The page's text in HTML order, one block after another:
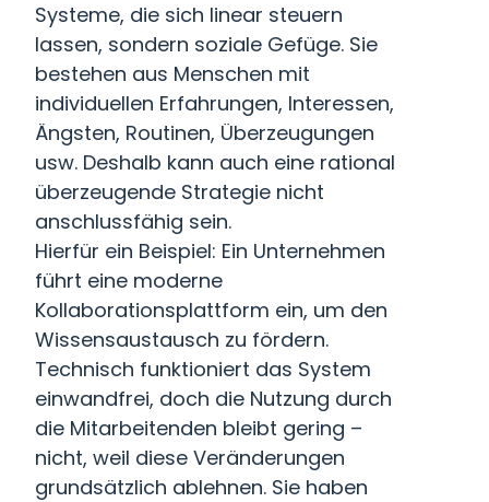
Systeme, die sich linear steuern
lassen, sondern soziale Gefüge. Sie
bestehen aus Menschen mit
individuellen Erfahrungen, Interessen,
Ängsten, Routinen, Überzeugungen
usw. Deshalb kann auch eine rational
überzeugende Strategie nicht
anschlussfähig sein.
Hierfür ein Beispiel: Ein Unternehmen
führt eine moderne
Kollaborationsplattform ein, um den
Wissensaustausch zu fördern.
Technisch funktioniert das System
einwandfrei, doch die Nutzung durch
die Mitarbeitenden bleibt gering –
nicht, weil diese Veränderungen
grundsätzlich ablehnen. Sie haben